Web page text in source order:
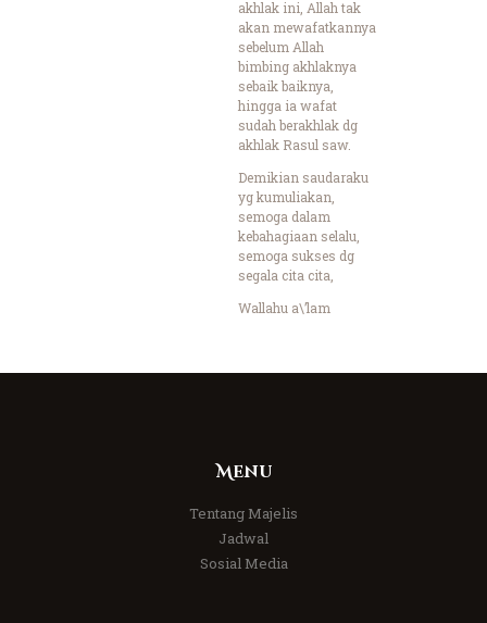
akhlak ini, Allah tak
akan mewafatkannya
sebelum Allah
bimbing akhlaknya
sebaik baiknya,
hingga ia wafat
sudah berakhlak dg
akhlak Rasul saw.
Demikian saudaraku
yg kumuliakan,
semoga dalam
kebahagiaan selalu,
semoga sukses dg
segala cita cita,
Wallahu a\’lam
Menu
Tentang Majelis
Jadwal
Sosial Media